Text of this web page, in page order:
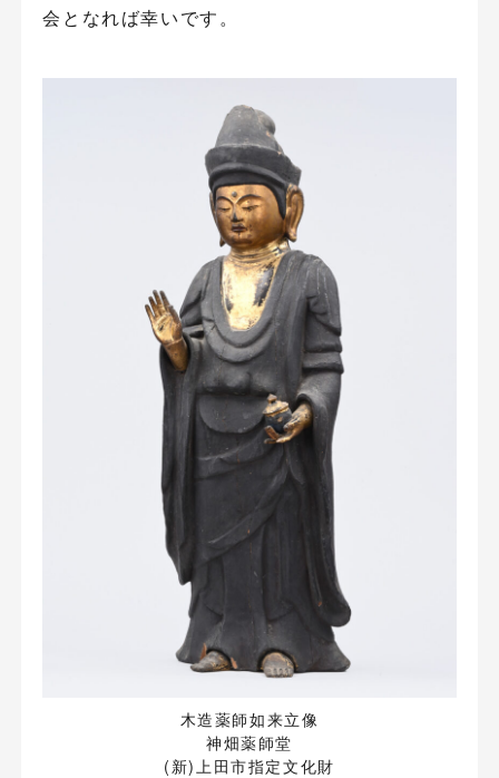
会となれば幸いです。
木造薬師如来立像
神畑薬師堂
(新)上田市指定文化財